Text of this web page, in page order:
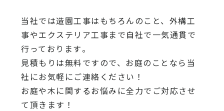
当社では造園工事はもちろんのこと、 外構工
事やエクステリア工事まで自社で一気通貫で
行っております。
見積もりは無料ですので、 お庭のことなら当
社にお気軽にご連絡ください！
お庭や木に関するお悩みに全力でご対応させ
て頂きます！